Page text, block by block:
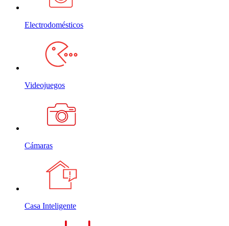
Electrodomésticos
Videojuegos
Cámaras
Casa Inteligente